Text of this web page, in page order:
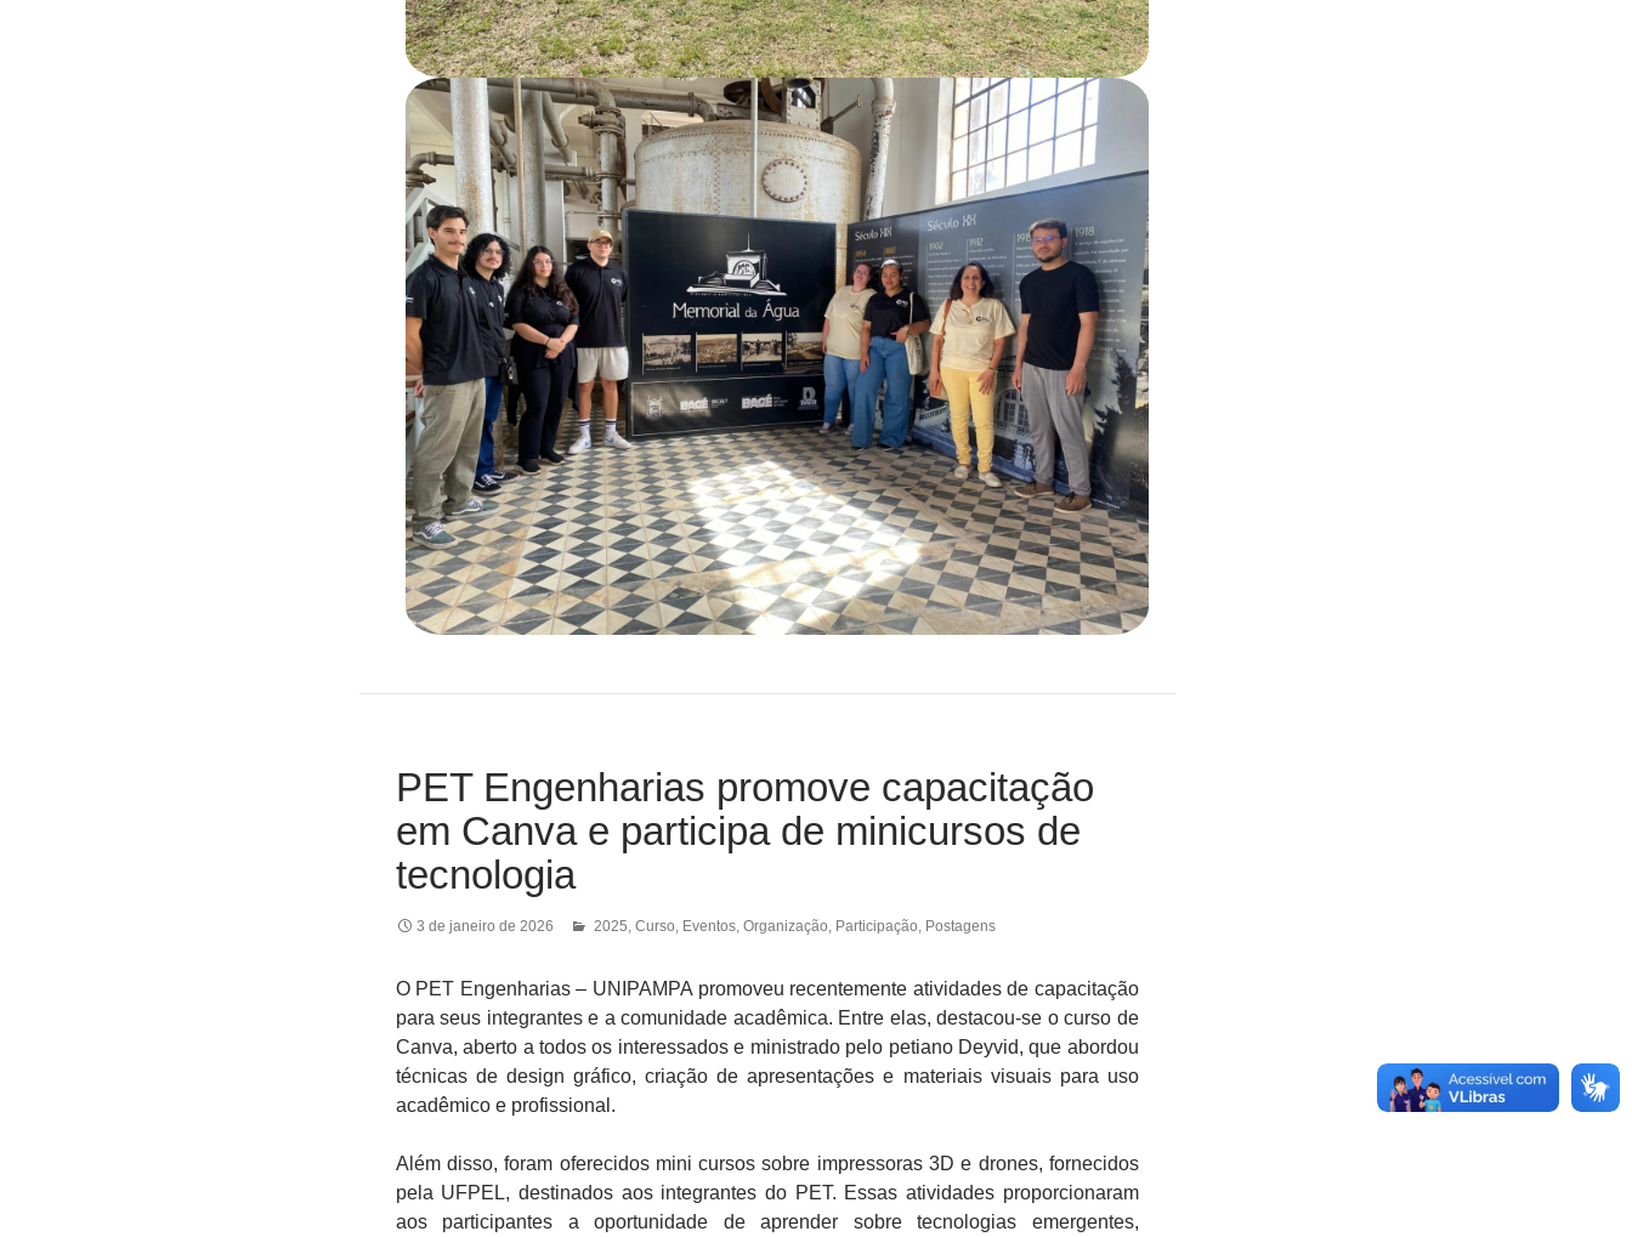
PET Engenharias promove capacitação
em Canva e participa de minicursos de
tecnologia
3 de janeiro de 2026 2025 Curso Eventos, Organização Participação Postagens
O PET Engenharias – UNIPAMPA promoveu recentemente atividades de capacitação
para seus integrantes e a comunidade acadêmica. Entre elas, destacou-se o curso de
Canva, aberto a todos os interessados e ministrado pelo petiano Deyvid, que abordou
técnicas de design gráfico, criação de apresentações e materiais visuais para uso
acadêmico e profissional.
Além disso, foram oferecidos mini cursos sobre impressoras 3D e drones, fornecidos
pela UFPEL, destinados aos integrantes do PET. Essas atividades proporcionaram
aos participantes a oportunidade de aprender sobre tecnologias emergentes,